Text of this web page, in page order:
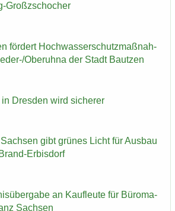
​Großzschocher
för­dert Hoch­was­ser­schutz­maß­nah­
​/Ober­uh­na der Stadt Baut­zen
Dres­den wird si­che­rer
gibt grü­nes Licht für Aus­bau
​Erbisdorf
an Kauf­leu­te für Bü­ro­ma­
Sach­sen